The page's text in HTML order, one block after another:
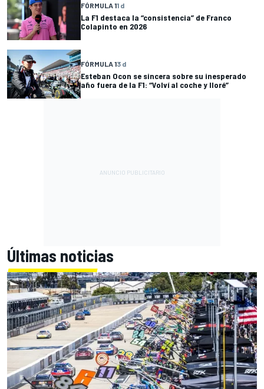
FÓRMULA 11 d
La F1 destaca la “consistencia” de Franco
Colapinto en 2026
FÓRMULA 13 d
Esteban Ocon se sincera sobre su inesperado
año fuera de la F1: “Volví al coche y lloré”
Últimas noticias